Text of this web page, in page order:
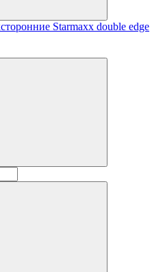
Starmaxx double edge